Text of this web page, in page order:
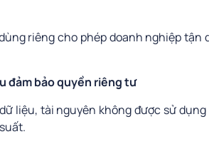
riêng cho phép doanh nghiệp
đảm bảo quyền riêng tư
liệu, tài nguyên không được sử